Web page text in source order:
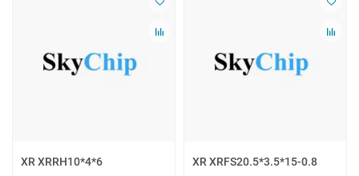
XR XRRH10*4*6 XR XRFS20.5*3.5*15-0.8